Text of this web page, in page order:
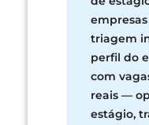
triagem
perfil do
com
reais —
estágio,